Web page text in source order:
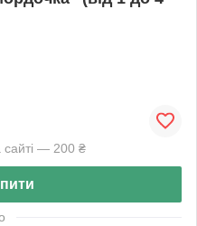
сайті — 200 ₴